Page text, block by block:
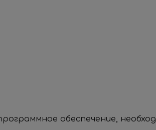
обеспечение,